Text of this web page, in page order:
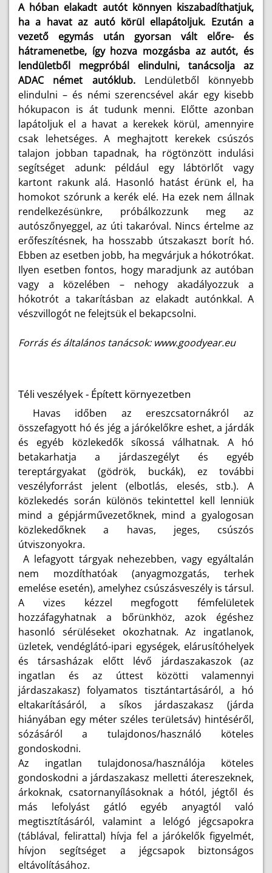
A hóban elakadt autót könnyen kiszabadíthatjuk,
ha a havat az autó körül ellapátoljuk. Ezután a
vezető egymás után gyorsan vált előre- és
hátramenetbe, így hozva mozgásba az autót, és
lendületből megpróbál elindulni, tanácsolja az
ADAC német autóklub. Lendületből könnyebb
elindulni – és némi szerencsével akár egy kisebb
hókupacon is át tudunk menni. Előtte azonban
lapátoljuk el a havat a kerekek körül, amennyire
csak lehetséges. A meghajtott kerekek csúszós
talajon jobban tapadnak, ha rögtönzött indulási
segítséget adunk: például egy lábtörlőt vagy
kartont rakunk alá. Hasonló hatást érünk el, ha
homokot szórunk a kerék elé. Ha ezek nem állnak
rendelkezésünkre, próbálkozzunk meg az
autószőnyeggel, az úti takaróval. Nincs értelme az
erőfeszítésnek, ha hosszabb útszakaszt borít hó.
Ebben az esetben jobb, ha megvárjuk a hókotrókat.
Ilyen esetben fontos, hogy maradjunk az autóban
vagy a közelében – nehogy akadályozzuk a
hókotrót a takarításban az elakadt autónkkal. A
vészvillogót ne felejtsük el bekapcsolni.
Forrás és általános tanácsok: www.goodyear.eu
Téli veszélyek - Épített környezetben
Havas időben az ereszcsatornákról az
összefagyott hó és jég a járókelőkre eshet, a járdák
és egyéb közlekedők síkossá válhatnak. A hó
betakarhatja a járdaszegélyt és egyéb
tereptárgyakat (gödrök, buckák), ez további
veszélyforrást jelent (elbotlás, elesés, stb.). A
közlekedés során különös tekintettel kell lenniük
mind a gépjárművezetőknek, mind a gyalogosan
közlekedőknek a havas, jeges, csúszós
útviszonyokra.
A lefagyott tárgyak nehezebben, vagy egyáltalán
nem mozdíthatóak (anyagmozgatás, terhek
emelése esetén), amelyhez csúszásveszély is társul.
A vizes kézzel megfogott fémfelületek
hozzáfagyhatnak a bőrünkhöz, azok égéshez
hasonló sérüléseket okozhatnak. Az ingatlanok,
üzletek, vendéglátó-ipari egységek, elárusítóhelyek
és társasházak előtt lévő járdaszakaszok (az
ingatlan és az úttest közötti valamennyi
járdaszakasz) folyamatos tisztántartásáról, a hó
eltakarításáról, a síkos járdaszakasz (járda
hiányában egy méter széles területsáv) hintéséről,
sózásáról a tulajdonos/használó köteles
gondoskodni.
Az ingatlan tulajdonosa/használója köteles
gondoskodni a járdaszakasz melletti átereszeknek,
árkoknak, csatornanyílásoknak a hótól, jégtől és
más lefolyást gátló egyéb anyagtól való
megtisztításáról, valamint a lelógó jégcsapokra
(táblával, felirattal) hívja fel a járókelők figyelmét,
hívjon segítséget a jégcsapok biztonságos
eltávolításához.